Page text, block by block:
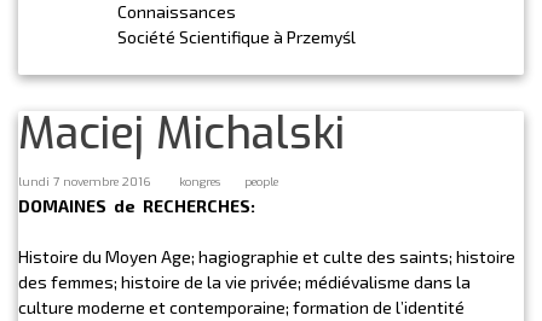
Connaissances
Société Scientifique à Przemyśl
Maciej Michalski
lundi 7 novembre 2016 kongres people
DOMAINES de RECHERCHES:
Histoire du Moyen Age; hagiographie et culte des saints; histoire
des femmes; histoire de la vie privée; médiévalisme dans la
culture moderne et contemporaine; formation de l’identité